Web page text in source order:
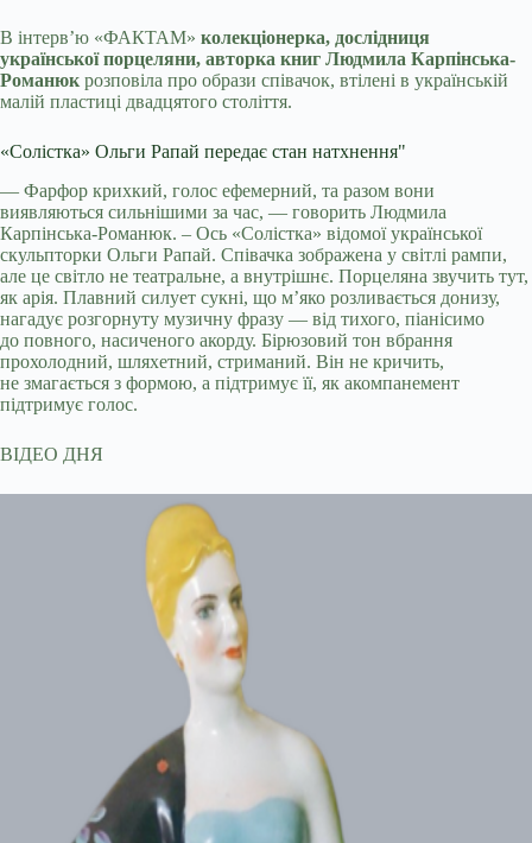
В інтерв’ю «ФАКТАМ» колекціонерка, дослідниця
української порцеляни, авторка книг Людмила Карпінська-
Романюк розповіла про образи співачок, втілені в українській
малій пластиці двадцятого століття.
«Солістка» Ольги Рапай передає стан натхнення"
— Фарфор крихкий, голос ефемерний, та разом вони
виявляються сильнішими за час, — говорить Людмила
Карпінська-Романюк. – Ось «Солістка» відомої української
скульпторки Ольги Рапай. Співачка зображена у світлі рампи,
але це світло не театральне, а внутрішнє. Порцеляна звучить тут,
як арія. Плавний силует сукні, що м’яко розливається донизу,
нагадує розгорнуту музичну фразу — від тихого, піанісимо
до повного, насиченого акорду. Бірюзовий тон вбрання
прохолодний, шляхетний, стриманий. Він не кричить,
не змагається з формою, а підтримує її, як акомпанемент
підтримує голос.
ВІДЕО ДНЯ